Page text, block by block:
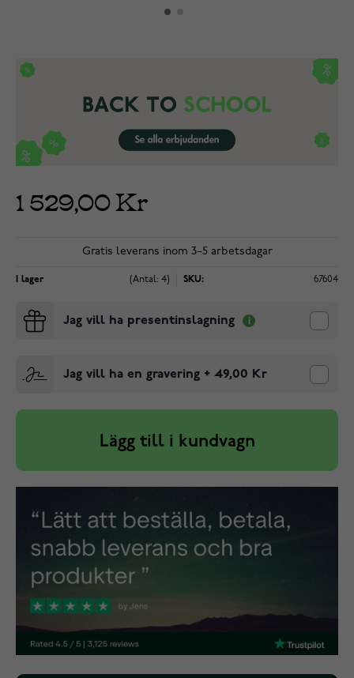
1 529,00 Kr
Gratis leverans inom 3–5 arbetsdagar
I lager (Antal: 4) SKU: 67604
Jag vill ha presentinslagning
Jag vill ha en gravering + 49,00 Kr
Lägg till i kundvagn